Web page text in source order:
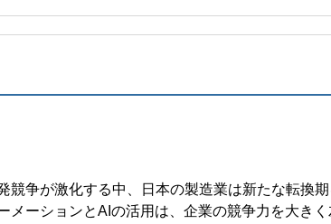
競争が激化する中、日本の製造業は新たな転換
メーションとAIの活用は、企業の競争力を大き